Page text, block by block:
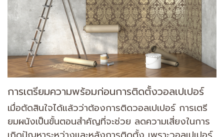
การเตรียมความพร้อมก่อนการติดตั้งวอลเปเปอร์
เมื่อตัดสินใจได้แล้วว่าต้องการติดวอลเปเปอร์ การเตรี
ยมผนังเป็นขั้นตอนสำคัญที่จะช่วย ลดความเสี่ยงในการ